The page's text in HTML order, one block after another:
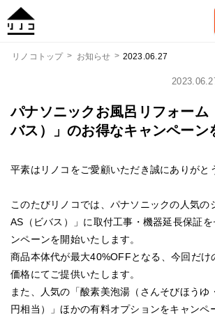
リノコトップ お知らせ 2023.06.27
パナソニックお風呂リフォーム
バス）」のお得なキャンペーン
平素はリノコをご愛顧いただき誠にありがと
このたびリノコでは、パナソニックの人気の
AS（ビバス）」に取付工事・機器延長保証
ンペーンを開始いたします。
商品本体代が最大40%OFFとなる、今回だけ
価格にてご提供いたします。
また、人気の「酸素美泡湯（さんそびほうゆ
円相当）」ほかの有料オプションをキャンペ